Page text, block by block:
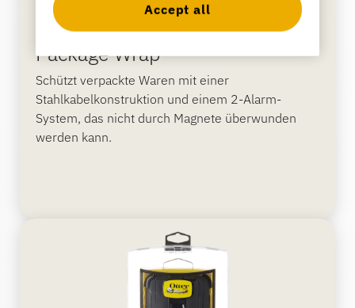
Package Wrap
Schützt verpackte Waren mit einer
Stahlkabelkonstruktion und einem 2-Alarm-
System, das nicht durch Magnete überwunden
werden kann.
Accept all